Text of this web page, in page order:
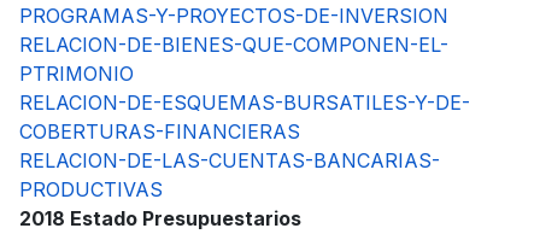
PROGRAMAS-Y-PROYECTOS-DE-INVERSION
RELACION-DE-BIENES-QUE-COMPONEN-EL-
PTRIMONIO
RELACION-DE-ESQUEMAS-BURSATILES-Y-DE-
COBERTURAS-FINANCIERAS
RELACION-DE-LAS-CUENTAS-BANCARIAS-
PRODUCTIVAS
2018 Estado Presupuestarios